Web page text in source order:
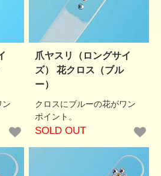
ン
爪ヤスリ（ロングサイ
ズ） 花クロス（ブル
ー）
クロスにブルーの花がワン
ポイント。
SOLD OUT